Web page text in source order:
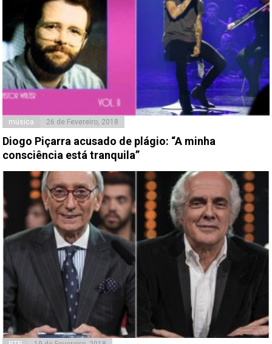
música 26 de Fevereiro, 2018
Diogo Piçarra acusado de plágio: “A minha
consciência está tranquila”